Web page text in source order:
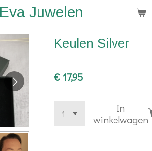
Eva Juwelen
Keulen Silver
€ 17,95
In
winkelwagen